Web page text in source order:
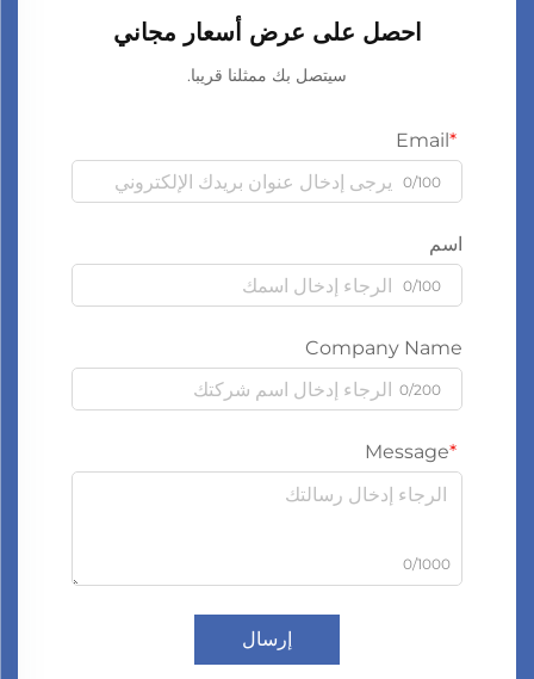
احصل على عرض أسعار مجاني
سيتصل بك ممثلنا قريبا.
Email
0/100
اسم
0/100
Company Name
0/200
Message
0/1000
إرسال